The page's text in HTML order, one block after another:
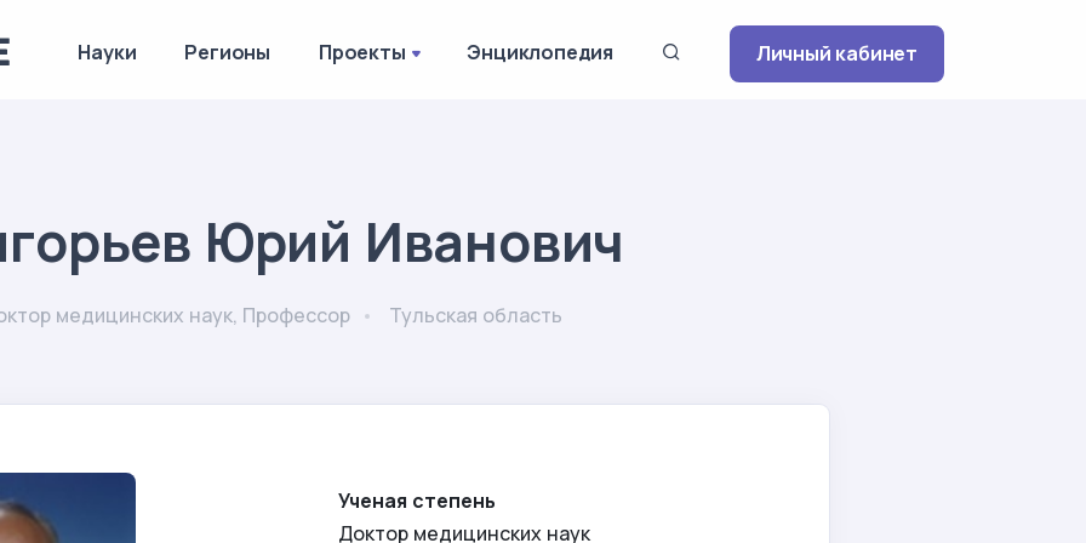
Науки Регионы Проекты Энциклопедия Личный кабинет
Юрий Иванович
медицинских наук, Профессор Тульская область
Ученая степень
Доктор медицинских наук